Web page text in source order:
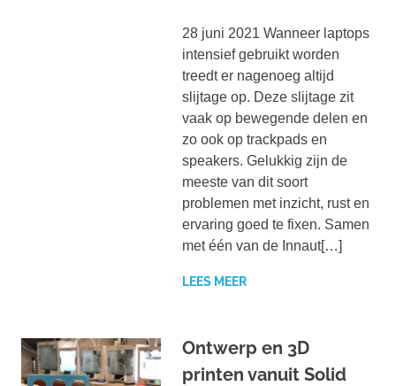
28 juni 2021 Wanneer laptops
intensief gebruikt worden
treedt er nagenoeg altijd
slijtage op. Deze slijtage zit
vaak op bewegende delen en
zo ook op trackpads en
speakers. Gelukkig zijn de
meeste van dit soort
problemen met inzicht, rust en
ervaring goed te fixen. Samen
met één van de Innaut[…]
LEES MEER
Ontwerp en 3D
printen vanuit Solid